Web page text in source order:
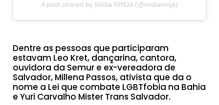
A post shared by Mídia NINJA (@midianinja)
Dentre as pessoas que participaram
estavam Leo Kret, dançarina, cantora,
ouvidora da Semur e ex-vereadora de
Salvador, Millena Passos, ativista que da o
nome a Lei que combate LGBTfobia na Bahia
e Yuri Carvalho Mister Trans Salvador.